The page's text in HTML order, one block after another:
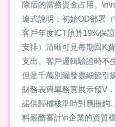
除后的當務資金占用。
達式說明：初始OD部署
客戶年度ICT預算19%保
安排）清晰可見每期回K
支出。客戶邏輯驗證時不
但是千萬別漏發票細節引
財務表簡單務實展示預V
諾供歸檔核準時對應賬鉤
料嚴酷審計\n企業的資質